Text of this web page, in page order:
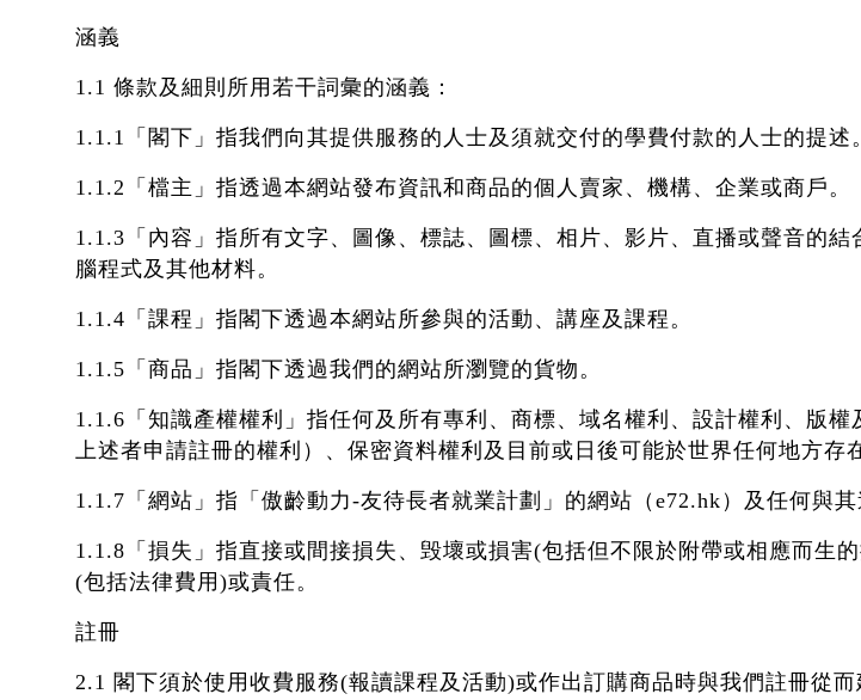
涵義
1.1 條款及細則所用若干詞彙的涵義：
1.1.1「閣下」指我們向其提供服務的人士及須就交付的學費付款的人士的提述。
1.1.2「檔主」指透過本網站發布資訊和商品的個人賣家、機構、企業或商戶。
1.1.3「內容」指所有文字、圖像、標誌、圖標、相片、影片、直播或聲音的
腦程式及其他材料。
1.1.4「課程」指閣下透過本網站所參與的活動、講座及課程。
1.1.5「商品」指閣下透過我們的網站所瀏覽的貨物。
1.1.6「知識產權權利」指任何及所有專利、商標、域名權利、設計權利、版
上述者申請註冊的權利）、保密資料權利及目前或日後可能於世界任何地方存
1.1.7「網站」指「傲齡動力-友待長者就業計劃」的網站（e72.hk）及任何與
1.1.8「損失」指直接或間接損失、毁壞或損害(包括但不限於附帶或相應而生
(包括法律費用)或責任。
註冊
2.1 閣下須於使用收費服務(報讀課程及活動)或作出訂購商品時與我們註冊從